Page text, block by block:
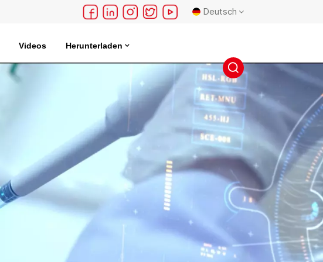
Deutsch
English
français
русский
español
português
日本語
Videos Herunterladen